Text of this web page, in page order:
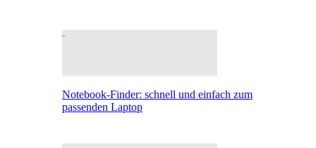
Notebook-Finder: schnell und einfach zum
passenden Laptop